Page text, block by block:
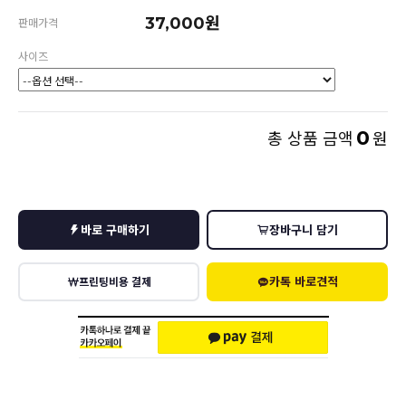
판매가격 37,000원
사이즈
총 상품 금액 0원
바로 구매하기 장바구니 담기
프린팅비용 결제 카톡 바로견적